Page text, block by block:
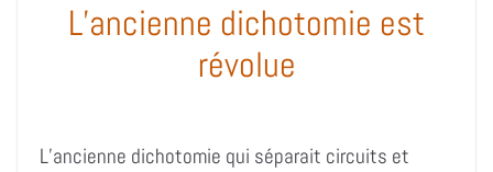
L’ancienne dichotomie est
révolue
L’ancienne dichotomie qui séparait circuits et